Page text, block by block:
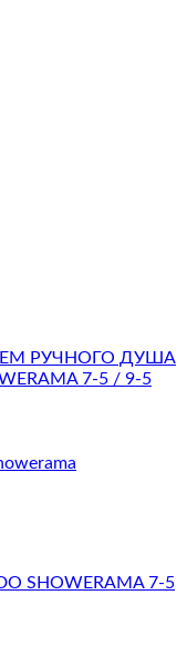
РУЧНОГО ДУША
7-5 / 9-5
7-5